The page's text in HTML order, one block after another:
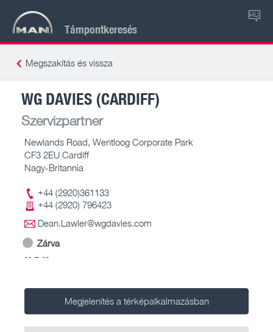
Támpontkeresés
HU
Megszakítás és vissza
WG DAVIES (CARDIFF)
Szervizpartner
Newlands Road, Wentloog Corporate Park
CF3 2EU Cardiff
Nagy-Britannia
+44 (2920)361133
+44 (2920) 796423
Dean.Lawler@wgdavies.com
Zárva
-- – --
Megjelenítés a térképalkalmazásban